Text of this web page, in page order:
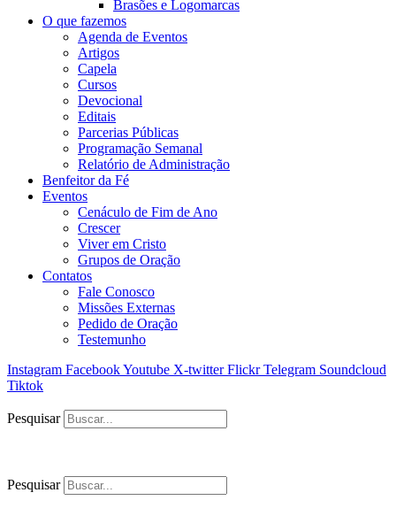
Brasões e Logomarcas
O que fazemos
Agenda de Eventos
Artigos
Capela
Cursos
Devocional
Editais
Parcerias Públicas
Programação Semanal
Relatório de Administração
Benfeitor da Fé
Eventos
Cenáculo de Fim de Ano
Crescer
Viver em Cristo
Grupos de Oração
Contatos
Fale Conosco
Missões Externas
Pedido de Oração
Testemunho
Instagram FacebookYoutube X-twitter Flickr Telegram Soundcloud
Tiktok
Pesquisar
Pesquisar